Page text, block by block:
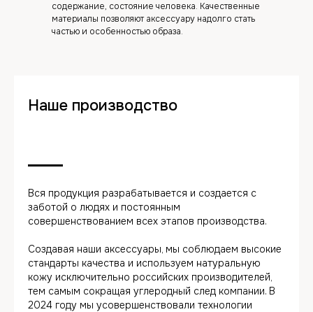
содержание, состояние человека. Качественные
материалы позволяют аксессуару надолго стать
частью и особенностью образа.
Наше производство
Вся продукция разрабатывается и создается с
заботой о людях и постоянным
совершенствованием всех этапов производства.
Создавая наши аксессуары, мы соблюдаем высокие
стандарты качества и используем натуральную
кожу исключительно российских производителей,
тем самым сокращая углеродный след компании. В
2024 году мы усовершенствовали технологии